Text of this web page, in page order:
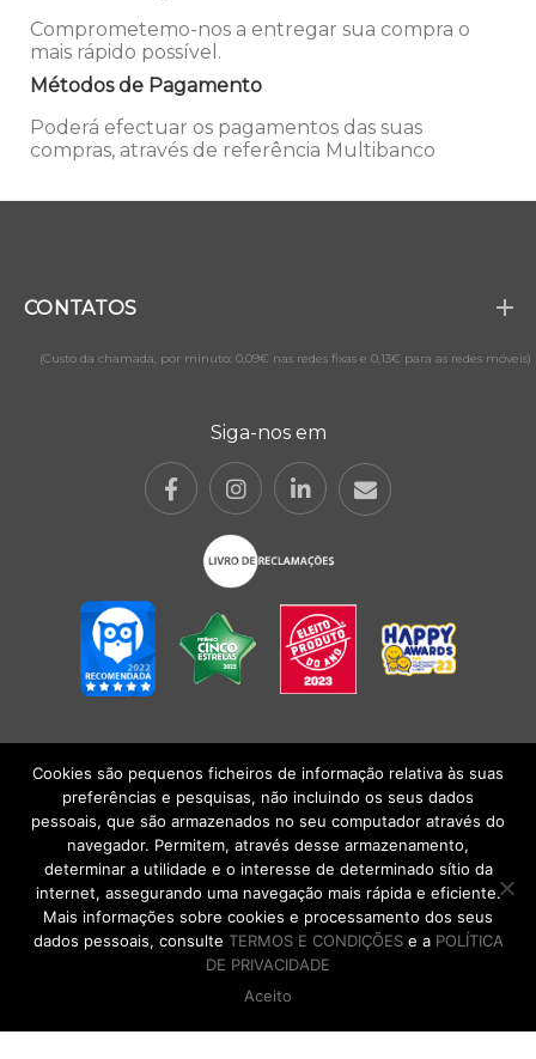
Comprometemo-nos a entregar sua compra o
mais rápido possível.
Métodos de Pagamento
Poderá efectuar os pagamentos das suas
compras, através de referência Multibanco
CONTATOS
(Custo da chamada, por minuto: 0,09€ nas redes fixas e 0,13€ para as redes móveis)
Siga-nos em
POLÍTICA DE PRIVACIDADE|TERMOS E CONDIÇÕESlCONDIÇÕES
GERAIS DE VENDA| Alberto Oculista, SA 2026. Todos os direitos reservados.
DE VOLTA AO TOPO
Cookies são pequenos ficheiros de informação relativa às suas
preferências e pesquisas, não incluindo os seus dados
pessoais, que são armazenados no seu computador através do
navegador. Permitem, através desse armazenamento,
determinar a utilidade e o interesse de determinado sítio da
internet, assegurando uma navegação mais rápida e eficiente.
Mais informações sobre cookies e processamento dos seus
dados pessoais, consulte TERMOS E CONDIÇÕESe a POLÍTICA
DE PRIVACIDADE
Aceito